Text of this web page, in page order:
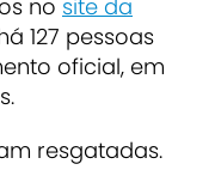
no site da
127 pessoas
oficial, em
resgatadas.